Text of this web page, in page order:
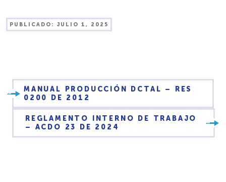
PUBLICADO: JULIO 1, 2025
MANUAL PRODUCCIÓN DCTAL – RES
0200 DE 2012
REGLAMENTO INTERNO DE TRABAJO
– ACDO 23 DE 2024